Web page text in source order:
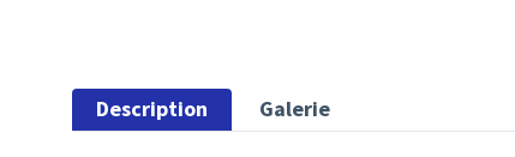
Description Galerie